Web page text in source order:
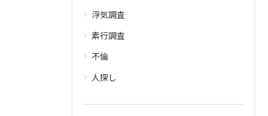
浮気調査
素行調査
不倫
人探し